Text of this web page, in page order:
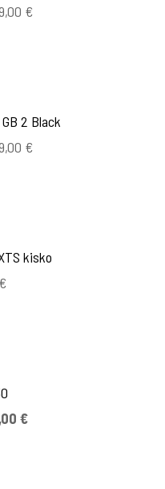
€Hintaluokka:
2 Black
€Hintaluokka:
kisko
€
€Nykyinen